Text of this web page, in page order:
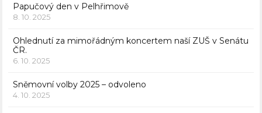
Papučový den v Pelhřimově
8. 10. 2025
Ohlednutí za mimořádným koncertem naší ZUŠ v Senátu
ČR.
6. 10. 2025
Sněmovní volby 2025 – odvoleno
4. 10. 2025